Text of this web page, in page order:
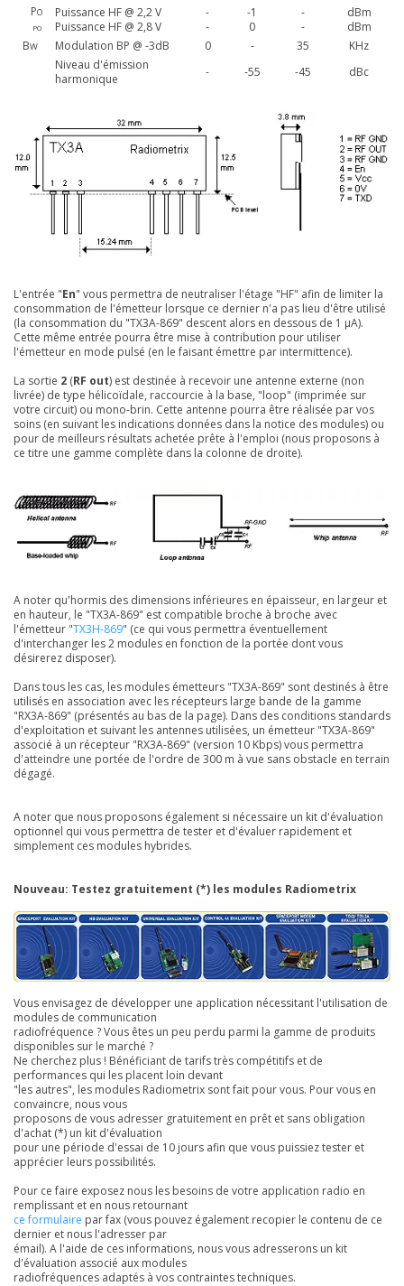
PO
PO
Puissance HF @ 2,2 V
Puissance HF @ 2,8 V
-
-
-1
0
-
-
dBm
dBm
BW Modulation BP @ -3dB 0 - 35
KHz
Niveau d'émission
harmonique
- -55 -45 dBc
L'entrée "En" vous permettra de neutraliser l'étage "HF" afin de limiter la
consommation de l'émetteur lorsque ce dernier n'a pas lieu d'être utilisé
(la consommation du "TX3A-869" descent alors en dessous de 1 µA).
Cette même entrée pourra être mise à contribution pour utiliser
l'émetteur en mode pulsé (en le faisant émettre par intermittence).
La sortie 2 (RF out) est destinée à recevoir une antenne externe (non
livrée) de type hélicoïdale, raccourcie à la base, "loop" (imprimée sur
votre circuit) ou mono-brin. Cette antenne pourra être réalisée par vos
soins (en suivant les indications données dans la notice des modules) ou
pour de meilleurs résultats achetée prête à l'emploi (nous proposons à
ce titre une gamme complète dans la colonne de droite).
A noter qu'hormis des dimensions inférieures en épaisseur, en largeur et
en hauteur, le "TX3A-869" est compatible broche à broche avec
l'émetteur "TX3H-869" (ce qui vous permettra éventuellement
d'interchanger les 2 modules en fonction de la portée dont vous
désirerez disposer).
Dans tous les cas, les modules émetteurs "TX3A-869" sont destinés à être
utilisés en association avec les récepteurs large bande de la gamme
"RX3A-869" (présentés au bas de la page). Dans des conditions standards
d'exploitation et suivant les antennes utilisées, un émetteur "TX3A-869"
associé à un récepteur "RX3A-869" (version 10 Kbps) vous permettra
d'atteindre une portée de l'ordre de 300 m à vue sans obstacle en terrain
dégagé.
A noter que nous proposons également si nécessaire un kit d'évaluation
optionnel qui vous permettra de tester et d'évaluer rapidement et
simplement ces modules hybrides.
Nouveau: Testez gratuitement (*) les modules Radiometrix
Vous envisagez de développer une application nécessitant l'utilisation de
modules de communication
radiofréquence ? Vous êtes un peu perdu parmi la gamme de produits
disponibles sur le marché ?
Ne cherchez plus ! Bénéficiant de tarifs très compétitifs et de
performances qui les placent loin devant
"les autres", les modules Radiometrix sont fait pour vous. Pour vous en
convaincre, nous vous
proposons de vous adresser gratuitement en prêt et sans obligation
d'achat (*) un kit d'évaluation
pour une période d'essai de 10 jours afin que vous puissiez tester et
apprécier leurs possibilités.
Pour ce faire exposez nous les besoins de votre application radio en
remplissant et en nous retournant
ce formulaire par fax (vous pouvez également recopier le contenu de ce
dernier et nous l'adresser par
émail). A l'aide de ces informations, nous vous adresserons un kit
d'évaluation associé aux modules
radiofréquences adaptés à vos contraintes techniques.